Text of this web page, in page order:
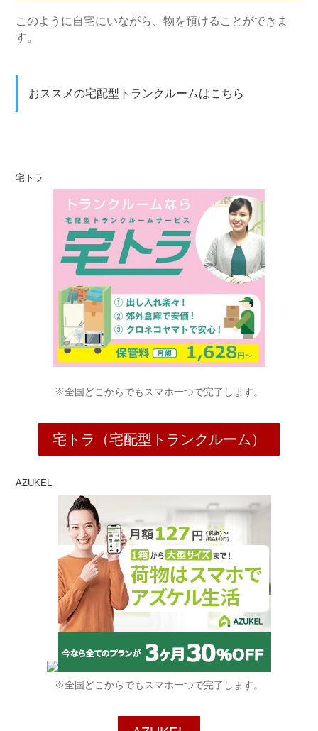
このように自宅にいながら、物を預けることができま
す。
おススメの宅配型トランクルームはこちら
宅トラ
※全国どこからでもスマホ一つで完了します。
宅トラ（宅配型トランクルーム）
AZUKEL
※全国どこからでもスマホ一つで完了します。